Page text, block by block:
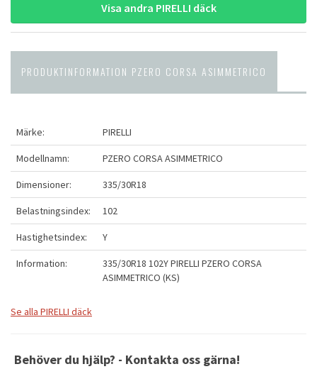
Visa andra PIRELLI däck
PRODUKTINFORMATION PZERO CORSA ASIMMETRICO
Märke: PIRELLI
Modellnamn: PZERO CORSA ASIMMETRICO
Dimensioner: 335/30R18
Belastningsindex: 102
Hastighetsindex: Y
Information:
335/30R18 102Y PIRELLI PZERO CORSA
ASIMMETRICO (KS)
Se alla PIRELLI däck
Behöver du hjälp? - Kontakta oss gärna!